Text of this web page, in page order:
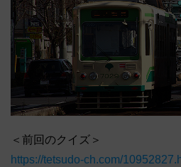
＜前回のクイズ＞
https://tetsudo-ch.com/